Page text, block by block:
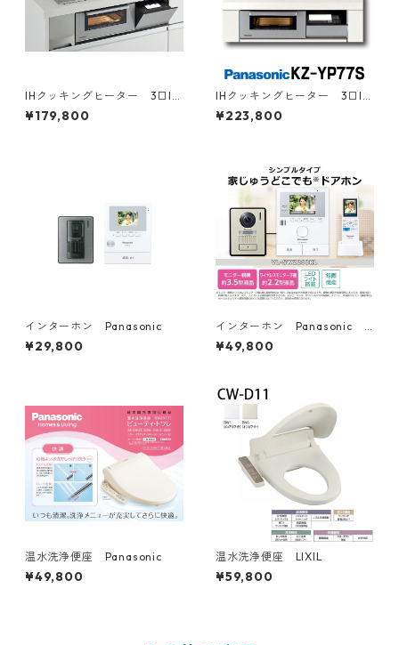
IHクッキングヒーター 3口IH
Panasonic 幅60㎝
¥179,800
IHクッキングヒーター 3口IH
Panasonic 幅75㎝
¥223,800
インターホン Panasonic
¥29,800
インターホン Panasonic
親機子機２台
¥49,800
温水洗浄便座 Panasonic
¥49,800
温水洗浄便座 LIXIL
¥59,800